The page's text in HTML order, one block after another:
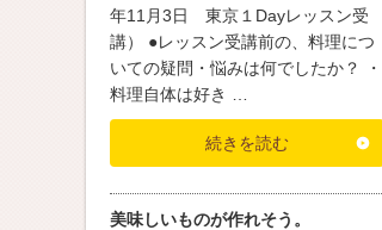
年11月3日 東京１Dayレッスン受
講） ●レッスン受講前の、料理につ
いての疑問・悩みは何でしたか？ ・
料理自体は好き …
続きを読む
美味しいものが作れそう。